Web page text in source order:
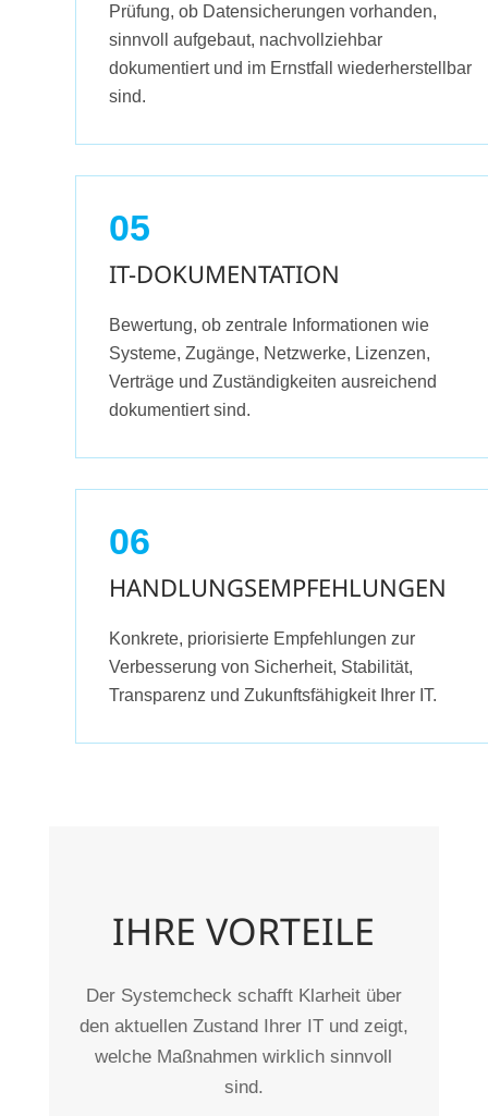
Prüfung, ob Datensicherungen vorhanden,
sinnvoll aufgebaut, nachvollziehbar
dokumentiert und im Ernstfall wiederherstellbar
sind.
05
IT-DOKUMENTATION
Bewertung, ob zentrale Informationen wie
Systeme, Zugänge, Netzwerke, Lizenzen,
Verträge und Zuständigkeiten ausreichend
dokumentiert sind.
06
HANDLUNGSEMPFEHLUNGEN
Konkrete, priorisierte Empfehlungen zur
Verbesserung von Sicherheit, Stabilität,
Transparenz und Zukunftsfähigkeit Ihrer IT.
IHRE VORTEILE
Der Systemcheck schafft Klarheit über
den aktuellen Zustand Ihrer IT und zeigt,
welche Maßnahmen wirklich sinnvoll
sind.